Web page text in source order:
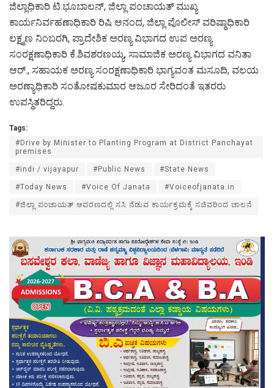
ಜಿಲ್ಲಾಧಿಕಾರಿ ಟಿ.ಭೂಬಾಲನ್, ಜಿಲ್ಲಾ ಪಂಚಾಯತ್ ಮುಖ್ಯ
ಕಾರ್ಯನಿರ್ವಹಣಾಧಿಕಾರಿ ರಿಷಿ ಆನಂದ, ಜಿಲ್ಲಾ ಪೊಲೀಸ್ ವರಿಷ್ಠಾಧಿಕಾರಿ
ಲಕ್ಷ್ಮಣ ನಿಂಬರಗಿ, ಪ್ರಾದೇಶಿಕ ಅರಣ್ಯ ವಿಭಾಗದ ಉಪ ಅರಣ್ಯ
ಸಂರಕ್ಷಣಾಧಿಕಾರಿ ಕೆ.ಶಿವಶರಣಯ್ಯ, ಸಾಮಾಜಿಕ ಅರಣ್ಯ ವಿಭಾಗದ ವನಿತಾ
ಆರ್., ಸಹಾಯಕ ಅರಣ್ಯ ಸಂರಕ್ಷಣಾಧಿಕಾರಿ ಭಾಗ್ಯವಂತ ಮಸೂದಿ, ವಲಯ
ಅರಣ್ಯಾಧಿಕಾರಿ ಸಂತೋಷಕುಮಾರ ಆಜೂರ ಸೇರಿದಂತೆ ಇತರರು
ಉಪಸ್ಥಿತರಿದ್ದರು.
Tags:
#Drive by Minister to Planting Program at District Panchayat
premises
#indi / vijayapur #Public News #State News
#Today News #Voice Of Janata #Voiceofjanata.in
#ಜಿಲ್ಲಾ ಪಂಚಾಯತ್ ಆವರಣದಲ್ಲಿ ಸಸಿ ನೆಡುವ ಕಾರ್ಯಕ್ರಮಕ್ಕೆ ಸಚಿವರಿಂದ ಚಾಲನೆ